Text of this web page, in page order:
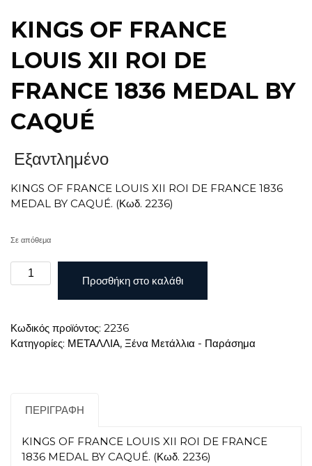
KINGS OF FRANCE
LOUIS XII ROI DE
FRANCE 1836 MEDAL BY
CAQUÉ
Εξαντλημένο
KINGS OF FRANCE LOUIS XII ROI DE FRANCE 1836
MEDAL BY CAQUÉ. (Κωδ. 2236)
Σε απόθεμα
KINGS
OF
XII
ROI
MEDAL
CAQUÉ
ποσότητα
Προσθήκη στο καλάθι
Κωδικός προϊόντος: 2236
Κατηγορίες: ΜΕΤΑΛΛΙΑ, Ξένα Μετάλλια - Παράσημα
ΠΕΡΙΓΡΑΦΉ
KINGS OF FRANCE LOUIS XII ROI DE FRANCE
1836 MEDAL BY CAQUÉ. (Κωδ. 2236)